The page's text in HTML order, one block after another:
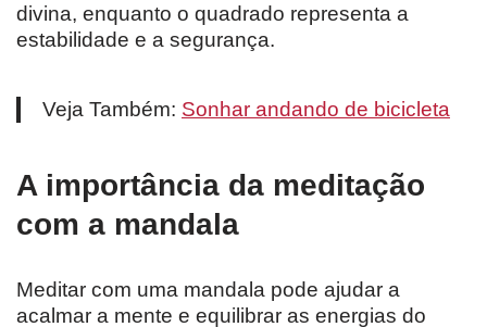
divina, enquanto o quadrado representa a
estabilidade e a segurança.
Veja Também: Sonhar andando de bicicleta
A importância da meditação
com a mandala
Meditar com uma mandala pode ajudar a
acalmar a mente e equilibrar as energias do